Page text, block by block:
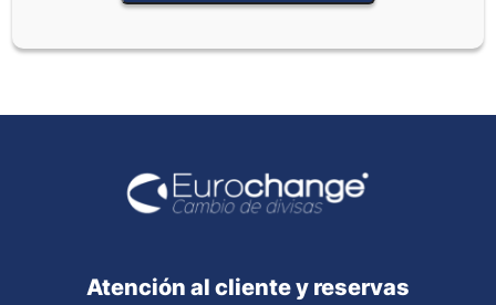
Atención al cliente y reservas